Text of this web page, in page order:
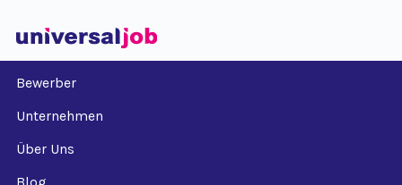
Bewerber
Unternehmen
Über Uns